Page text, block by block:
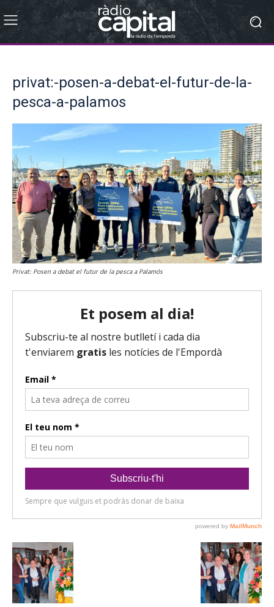
privat:-posen-a-debat-el-futur-de-la-
pesca-a-palamos
Privat: Posen a debat el futur de la pesca a Palamós